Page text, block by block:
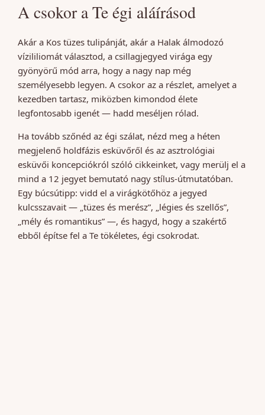
A csokor a Te égi aláírásod
Akár a Kos tüzes tulipánját, akár a Halak álmodozó
vízililiomát választod, a csillagjegyed virága egy
gyönyörű mód arra, hogy a nagy nap még
személyesebb legyen. A csokor az a részlet, amelyet a
kezedben tartasz, miközben kimondod élete
legfontosabb igenét — hadd meséljen rólad.
Ha tovább szőnéd az égi szálat, nézd meg a héten
megjelenő holdfázis esküvőről és az asztrológiai
esküvői koncepciókról szóló cikkeinket, vagy merülj el a
mind a 12 jegyet bemutató nagy stílus-útmutatóban.
Egy búcsútipp: vidd el a virágkötőhöz a jegyed
kulcsszavait — „tüzes és merész”, „légies és szellős”,
„mély és romantikus” —, és hagyd, hogy a szakértő
ebből építse fel a Te tökéletes, égi csokrodat.